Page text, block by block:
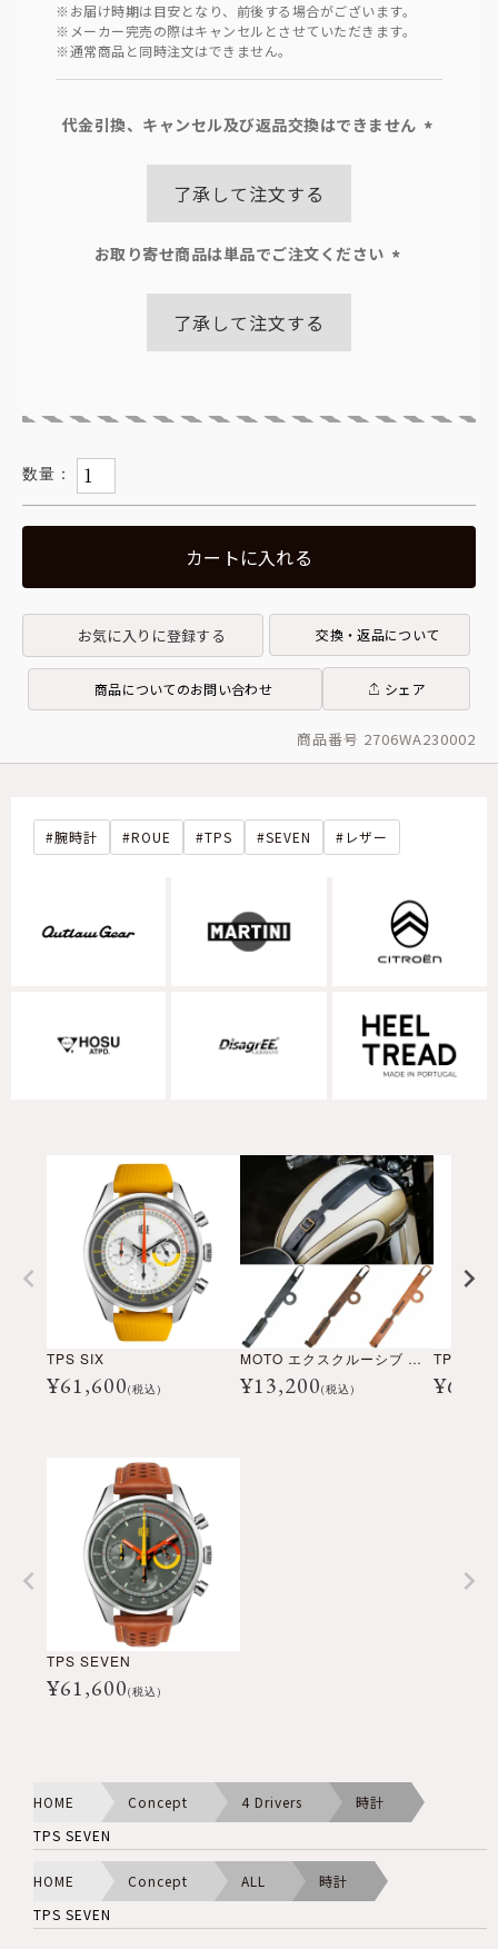
※お届け時期は目安となり、前後する場合がございます。
※メーカー完売の際はキャンセルとさせていただきます。
※通常商品と同時注文はできません。
代金引換、キャンセル及び返品交換はできません
了承して注文する
お取り寄せ商品は単品でご注文ください
了承して注文する
カートに入れる
お気に入りに登録する 交換・返品について
商品についてのお問い合わせ シェア
商品番号 2706WA230002
腕時計 ROUE TPS SEVEN レザー
TPS SIX
¥61,600(税込)
MOTO エクスクルーシブ タンクストラップ for トライアンフ
¥13,200(税込)
TPS
¥
TPS SEVEN
¥61,600(税込)
HOME Concept 4 Drivers
時計
TPS SEVEN
HOME Concept ALL
時計
TPS SEVEN